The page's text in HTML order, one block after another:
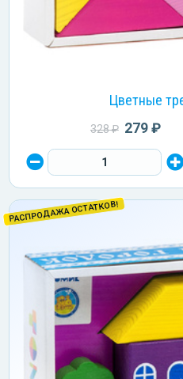
Цветные
328 ₽ 279 ₽
РАСПРОДАЖА ОСТАТКОВ!